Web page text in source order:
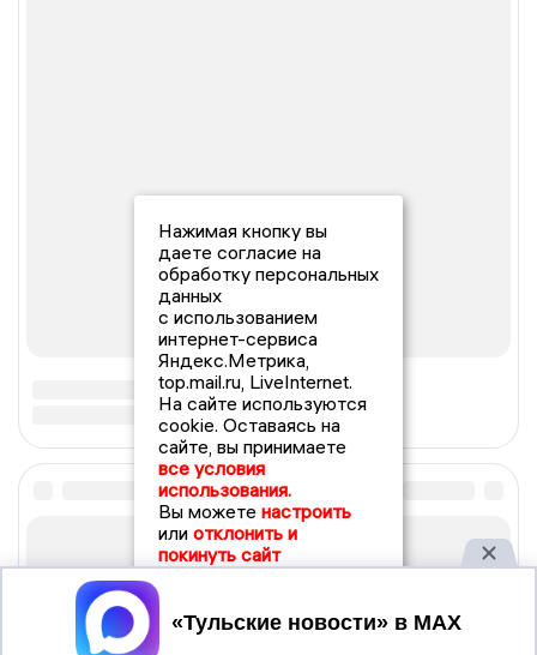
Нажимая кнопку вы
даете согласие на
обработку персональных
данных
с использованием
интернет-сервиса
Яндекс.Метрика,
top.mail.ru, LiveInternet.
На сайте используются
cookie. Оставаясь на
сайте, вы принимаете
все условия
использования.
Вы можете настроить
или отклонить и
покинуть сайт
Принять